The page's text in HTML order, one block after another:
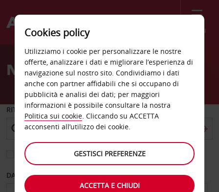
Menù
Welcome
AvisNoleggio auto Montlucon
RITIRO DA
Scegli una località di riconsegna diversa
DAL GIORNO AL GIORNO
Cookies policy
Utilizziamo i cookie per personalizzare le nostre
offerte, analizzare i dati e migliorare l’esperienza di
navigazione sul nostro sito. Condividiamo i dati
anche con partner affidabili che si occupano di
pubblicità e analisi dei dati; per maggiori
informazioni è possibile consultare la nostra
Politica sui cookie. Cliccando su ACCETTA
acconsenti all’utilizzo dei cookie.
GESTISCI PREFERENZE
ACCETTA E CHIUDI